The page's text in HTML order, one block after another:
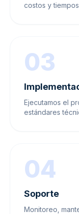
costos y
03
Ejecutamos el
estándares
04
Soporte
Monitoreo,